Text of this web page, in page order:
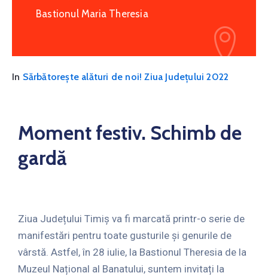
Bastionul Maria Theresia
In Sărbătorește alături de noi! Ziua Județului 2022
Moment festiv. Schimb de
gardă
Ziua Județului Timiș va fi marcată printr-o serie de
manifestări pentru toate gusturile și genurile de
vârstă. Astfel, în 28 iulie, la Bastionul Theresia de la
Muzeul Național al Banatului, suntem invitați la